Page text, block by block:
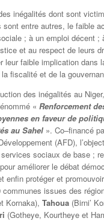
inégalités dont sont
entre autres, le faible
; à un emploi décent ;
et au respect de leurs
leur faible implication dans
fiscalité et de la
des inégalités au
« Renforcement
en faveur de
au Sahel ». Co–financé
(AFD),
services sociaux de base ;
améliorer le débat
enfin protéger et
communes issues des
Kornaka), Tahoua (Birni’
(Gotheye, Kourtheye et